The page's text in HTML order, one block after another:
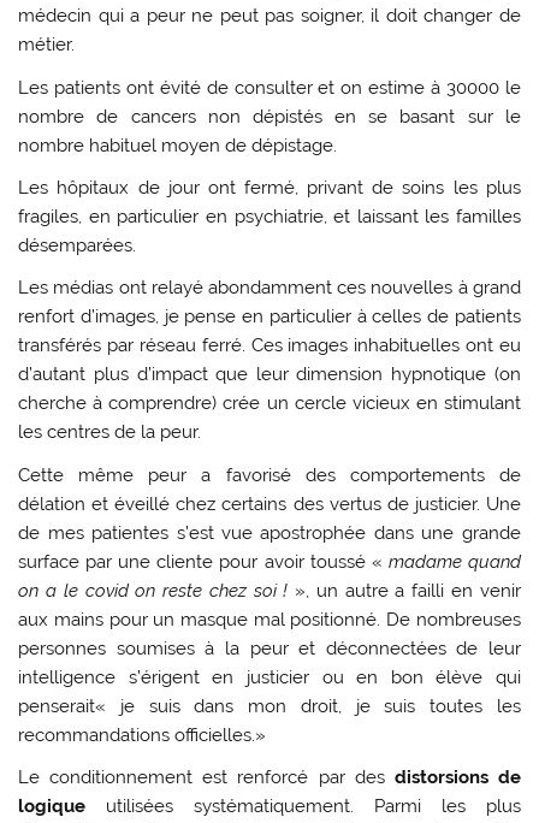
médecin qui a peur ne peut pas soigner, il doit changer de
métier.
Les patients ont évité de consulter et on estime à 30000 le
nombre de cancers non dépistés en se basant sur le
nombre habituel moyen de dépistage.
Les hôpitaux de jour ont fermé, privant de soins les plus
fragiles, en particulier en psychiatrie, et laissant les familles
désemparées.
Les médias ont relayé abondamment ces nouvelles à grand
renfort d’images, je pense en particulier à celles de patients
transférés par réseau ferré. Ces images inhabituelles ont eu
d’autant plus d’impact que leur dimension hypnotique (on
cherche à comprendre) crée un cercle vicieux en stimulant
les centres de la peur.
Cette même peur a favorisé des comportements de
délation et éveillé chez certains des vertus de justicier. Une
de mes patientes s’est vue apostrophée dans une grande
surface par une cliente pour avoir toussé « madame quand
on a le covid on reste chez soi ! », un autre a failli en venir
aux mains pour un masque mal positionné. De nombreuses
personnes soumises à la peur et déconnectées de leur
intelligence s’érigent en justicier ou en bon élève qui
penserait« je suis dans mon droit, je suis toutes les
recommandations officielles.»
Le conditionnement est renforcé par des distorsions de
logique utilisées systématiquement. Parmi les plus